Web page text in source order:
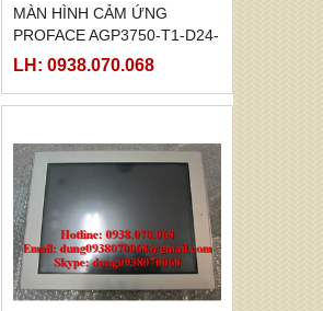
MÀN HÌNH CẢM ỨNG
PROFACE AGP3750-T1-D24-
M, ( PFXGP3750TADC )
LH: 0938.070.068